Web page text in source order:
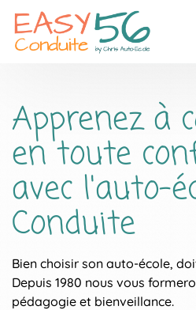
Apprenez à
en toute
avec l'auto-
Conduite
Bien choisir son auto-école,
Depuis 1980 nous vous
pédagogie et bienveillance.